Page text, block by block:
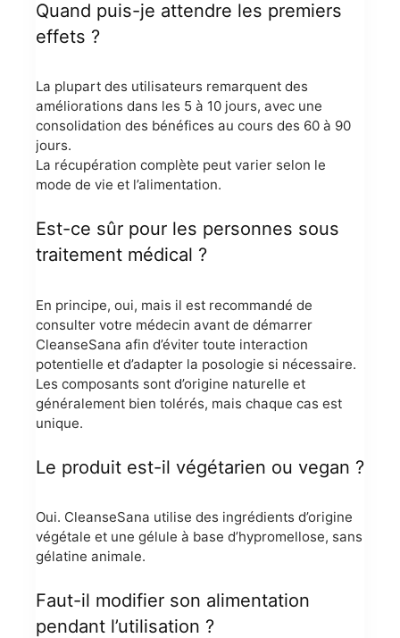
Quand puis-je attendre les premiers
effets ?
La plupart des utilisateurs remarquent des
améliorations dans les 5 à 10 jours, avec une
consolidation des bénéfices au cours des 60 à 90
jours.
La récupération complète peut varier selon le
mode de vie et l’alimentation.
Est-ce sûr pour les personnes sous
traitement médical ?
En principe, oui, mais il est recommandé de
consulter votre médecin avant de démarrer
CleanseSana afin d’éviter toute interaction
potentielle et d’adapter la posologie si nécessaire.
Les composants sont d’origine naturelle et
généralement bien tolérés, mais chaque cas est
unique.
Le produit est-il végétarien ou vegan ?
Oui. CleanseSana utilise des ingrédients d’origine
végétale et une gélule à base d’hypromellose, sans
gélatine animale.
Faut-il modifier son alimentation
pendant l’utilisation ?